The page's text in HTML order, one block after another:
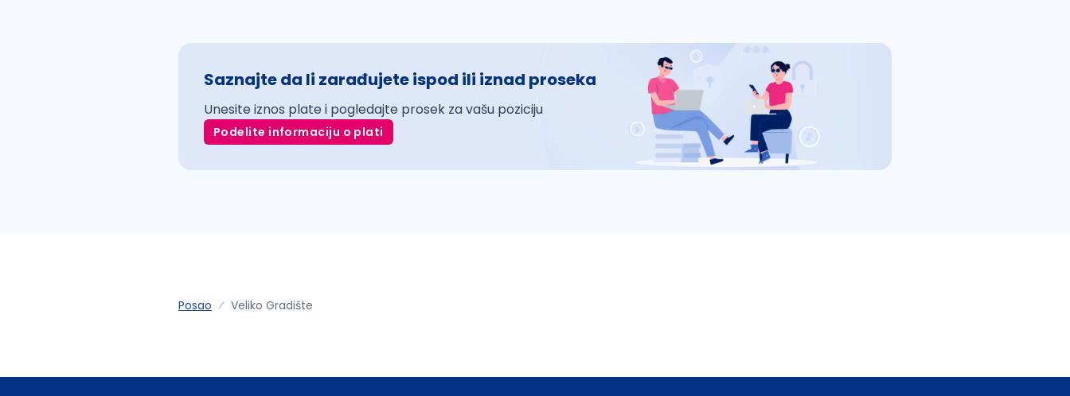
Saznajte da li zarađujete ispod ili iznad proseka
Unesite iznos plate i pogledajte prosek za vašu poziciju
Podelite informaciju o plati
Posao Veliko Gradište